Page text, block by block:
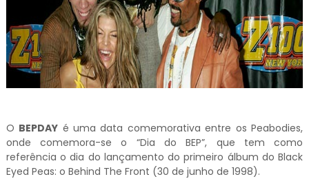
O BEPDAY é uma data comemorativa entre os Peabodies,
onde comemora-se o “Dia do BEP”, que tem como
referência o dia do lançamento do primeiro álbum do Black
Eyed Peas: o Behind The Front (30 de junho de 1998).